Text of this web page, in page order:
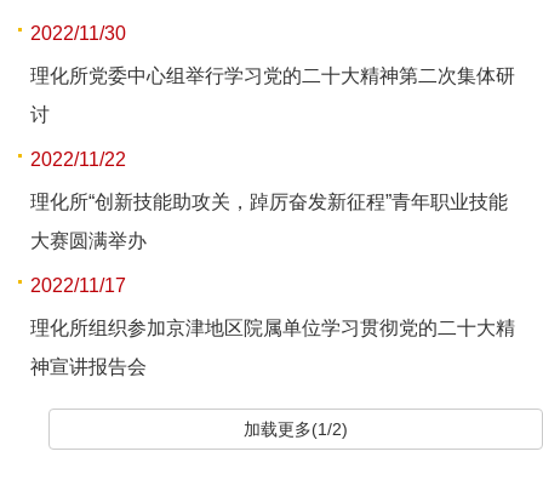
2022/11/30
理化所党委中心组举行学习党的二十大精神第二次集体研
讨
2022/11/22
理化所“创新技能助攻关，踔厉奋发新征程”青年职业技能
大赛圆满举办
2022/11/17
理化所组织参加京津地区院属单位学习贯彻党的二十大精
神宣讲报告会
加载更多(1/2)